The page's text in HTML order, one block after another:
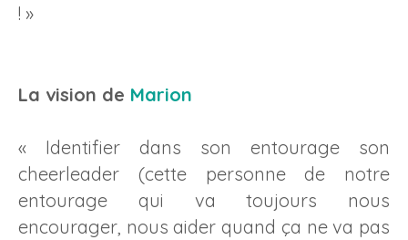
! »
La vision de Marion
« Identifier dans son entourage son
cheerleader (cette personne de notre
entourage qui va toujours nous
encourager, nous aider quand ça ne va pas